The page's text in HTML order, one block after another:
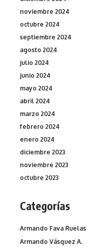
noviembre 2024
octubre 2024
septiembre 2024
agosto 2024
julio 2024
junio 2024
mayo 2024
abril 2024
marzo 2024
febrero 2024
enero 2024
diciembre 2023
noviembre 2023
octubre 2023
Categorías
Armando Fava Ruelas
Armando Vásquez A.